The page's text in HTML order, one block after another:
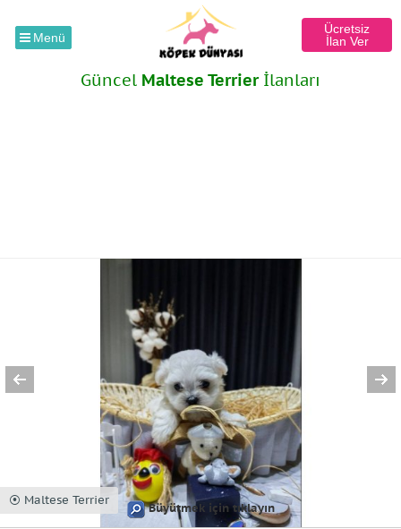
Menü
Ücretsiz
İlan Ver
Güncel Maltese Terrierİlanları
⦿ Maltese Terrier
Büyütmek için tıklayın